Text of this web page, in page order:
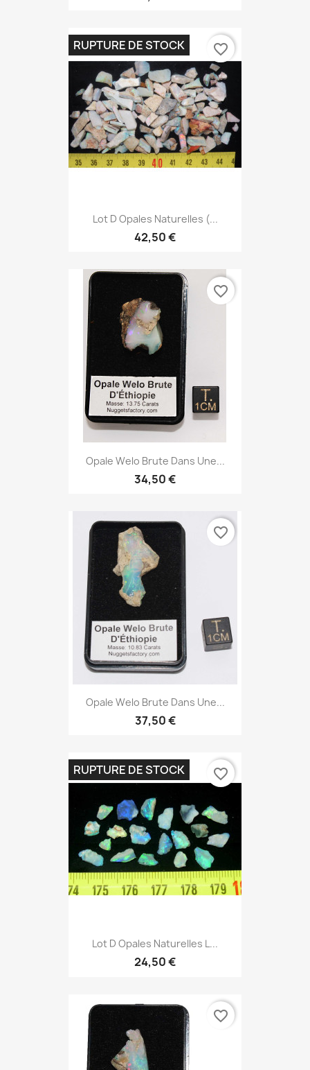
Lot D Opales Naturelles (...
42,50 €
RUPTURE DE STOCK favorite_border
Opale Welo Brute Dans Une...
34,50 €
favorite_border
Opale Welo Brute Dans Une...
37,50 €
favorite_border
Lot D Opales Naturelles L...
24,50 €
RUPTURE DE STOCK favorite_border
favorite_border